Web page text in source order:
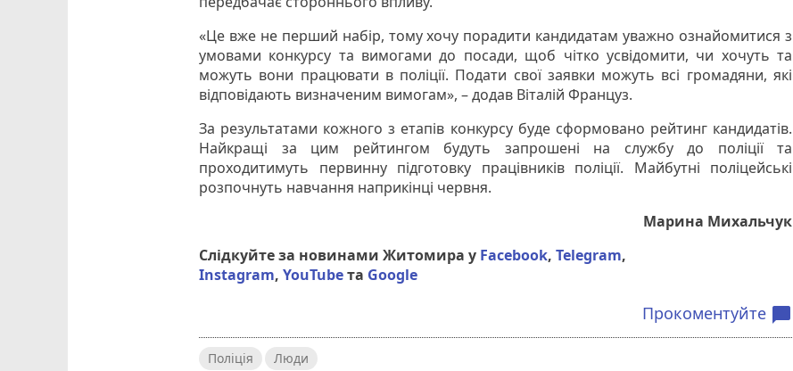
«Це вже не перший набір, тому хочу порадити кандидатам уважно ознайомитися з
умовами конкурсу та вимогами до посади, щоб чітко усвідомити, чи хочуть та
можуть вони працювати в поліції. Подати свої заявки можуть всі громадяни, які
відповідають визначеним вимогам», – додав Віталій Француз.
За результатами кожного з етапів конкурсу буде сформовано рейтинг кандидатів.
Найкращі за цим рейтингом будуть запрошені на службу до поліції та
проходитимуть первинну підготовку працівників поліції. Майбутні поліцейські
розпочнуть навчання наприкінці червня.
Марина Михальчук
Слідкуйте за новинами Житомира у Facebook,Telegram,
Instagram,YouTubeта Google
Прокоментуйте chat_bubble
Поліція Люди